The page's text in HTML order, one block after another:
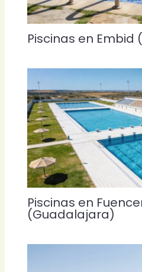
Piscinas en
Piscinas en
(Guadalajara)